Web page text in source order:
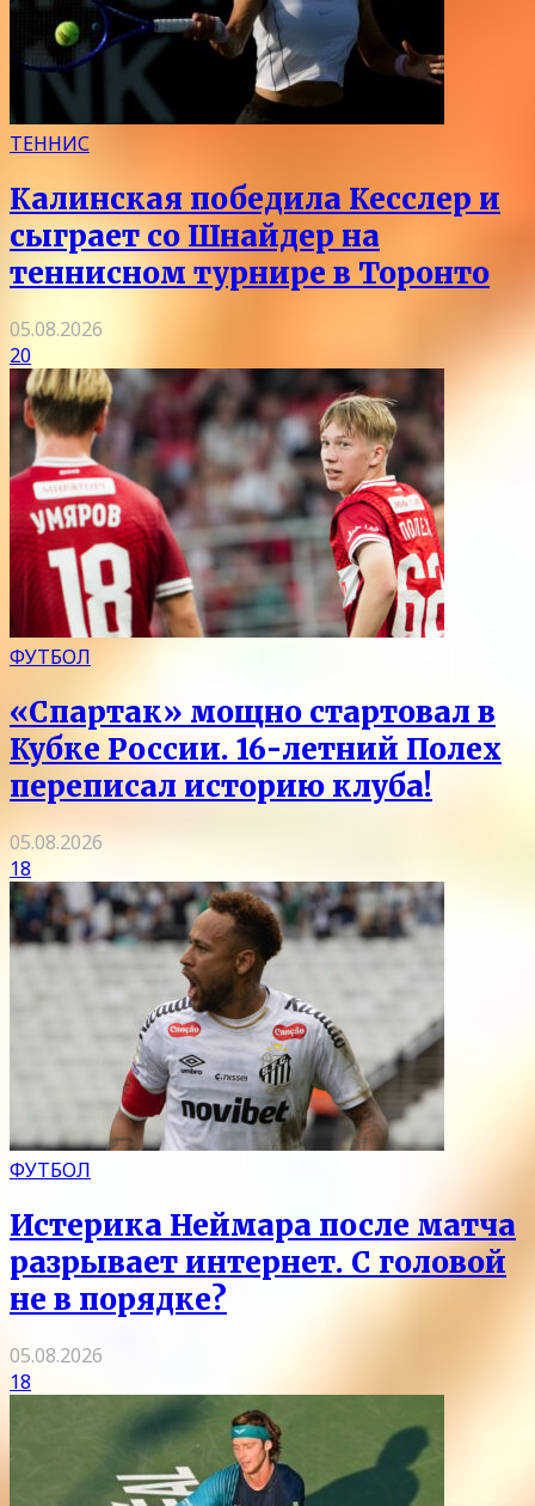
ТЕННИС
Калинская победила Кесслер и
сыграет со Шнайдер на
теннисном турнире в Торонто
05.08.2026
20
ФУТБОЛ
«Спартак» мощно стартовал в
Кубке России. 16-летний Полех
переписал историю клуба!
05.08.2026
18
ФУТБОЛ
Истерика Неймара после матча
разрывает интернет. С головой
не в порядке?
05.08.2026
18